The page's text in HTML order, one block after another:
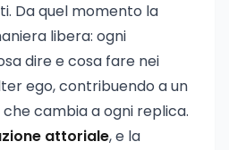
Da quel momento la
libera: ogni
dire e cosa fare nei
ego, contribuendo a un
cambia a ogni replica.
attoriale, e la